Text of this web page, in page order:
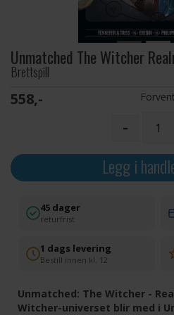
Unmatched The Witcher
Brettspill
558,-
-
Legg i
45 dager
returfrist
1 dags levering
Bestill innen kl. 12
Unmatched: The Witcher -
Witcher-universet blir med i